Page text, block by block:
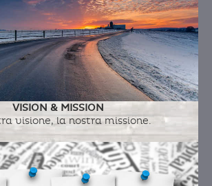
VISION & MISSION
visione, la nostra missione.